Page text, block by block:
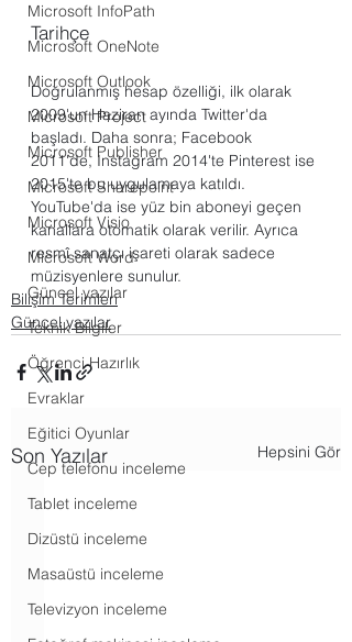
Microsoft InfoPath
Microsoft OneNote
Microsoft Outlook
Microsoft Project
Microsoft Publisher
Microsoft Sharepoint
Microsoft Visio
Microsoft Word
Güncel yazılar
Teknik Bilgiler
Öğrenci Hazırlık
Evraklar
Eğitici Oyunlar
Cep telefonu inceleme
Tablet inceleme
Dizüstü inceleme
Masaüstü inceleme
Televizyon inceleme
Tarihçe
Doğrulanmış hesap özelliği, ilk olarak
2009'un Haziran ayında Twitter'da
başladı. Daha sonra; Facebook
2011'de, Instagram 2014'te Pinterest ise
2015'te bu uygulamaya katıldı.
YouTube'da ise yüz bin aboneyi geçen
kanallara otomatik olarak verilir. Ayrıca
resmî sanatçı işareti olarak sadece
müzisyenlere sunulur.
Bilişim Terimleri
Güncel yazılar
Son Yazılar Hepsini Gör